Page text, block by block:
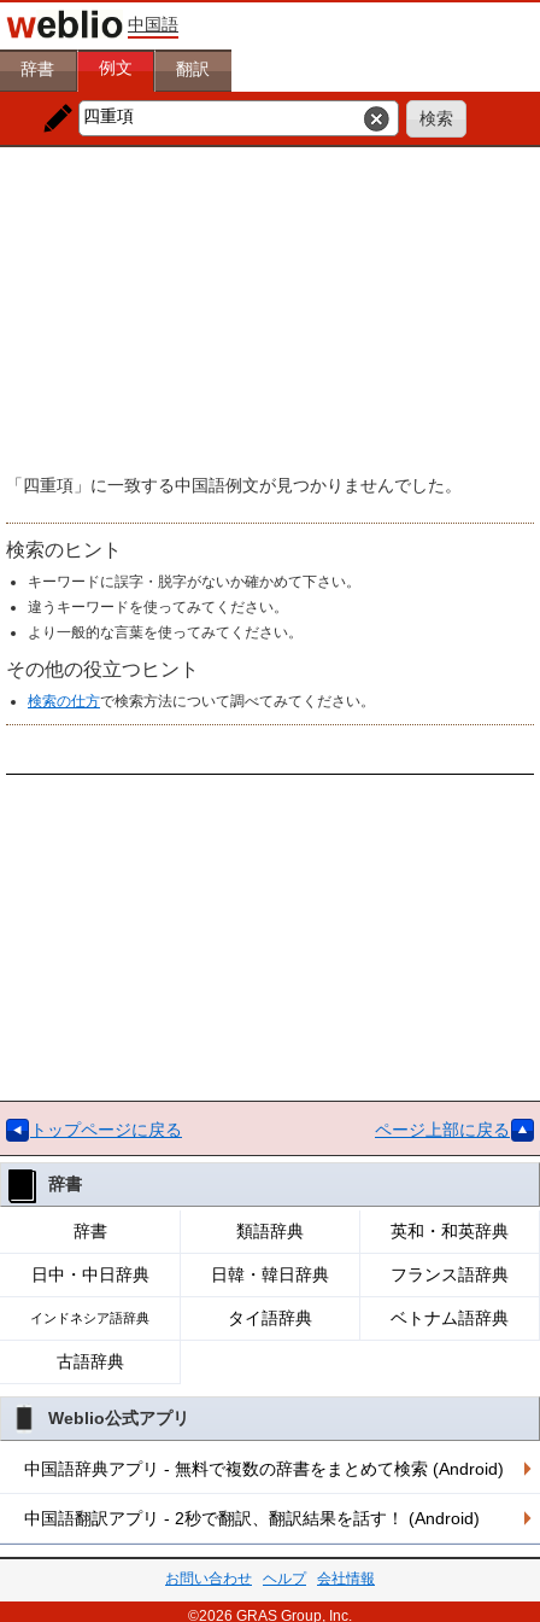
中国語
辞書 例文 翻訳
「四重項」に一致する中国語例文が見つかりませんでした。
検索のヒント
キーワードに誤字・脱字がないか確かめて下さい。
違うキーワードを使ってみてください。
より一般的な言葉を使ってみてください。
その他の役立つヒント
検索の仕方で検索方法について調べてみてください。
トップページに戻る ページ上部に戻る
辞書
辞書 類語辞典 英和・和英辞典
日中・中日辞典 日韓・韓日辞典 フランス語辞典
インドネシア語辞典 タイ語辞典 ベトナム語辞典
古語辞典
Weblio公式アプリ
中国語辞典アプリ - 無料で複数の辞書をまとめて検索 (Android)
中国語翻訳アプリ - 2秒で翻訳、翻訳結果を話す！ (Android)
お問い合わせ ヘルプ 会社情報
©2026 GRAS Group, Inc.